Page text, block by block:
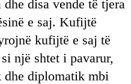
disa vende të tjera
e saj. Kufijtë
kufijtë e saj të
një shtet i pavarur,
diplomatik mbi